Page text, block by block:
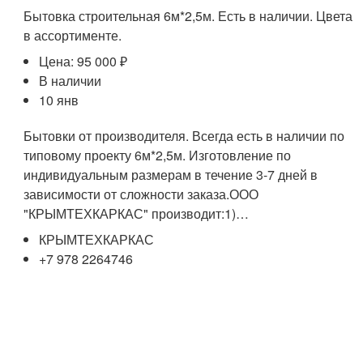
Бытовка строительная 6м*2,5м. Есть в наличии. Цвета
в ассортименте.
Цена: 95 000 ₽
В наличии
10 янв
Бытовки от производителя. Всегда есть в наличии по
типовому проекту 6м*2,5м. Изготовление по
индивидуальным размерам в течение 3-7 дней в
зависимости от сложности заказа.ООО
"КРЫМТЕХКАРКАС" производит:1)…
КРЫМТЕХКАРКАС
+7 978 2264746